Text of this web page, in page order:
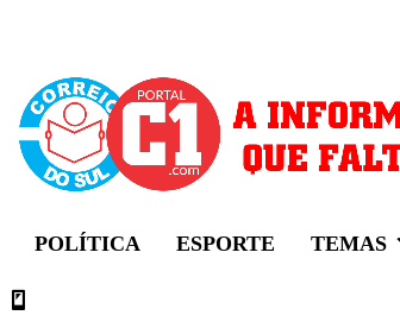
POLÍTICA ESPORTE TEMAS